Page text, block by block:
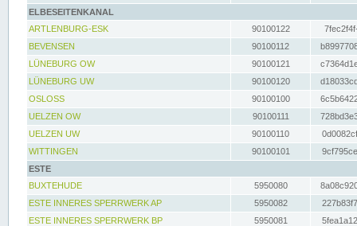
ELBESEITENKANAL
ARTLENBURG-ESK
90100122
BEVENSEN
90100112
LÜNEBURG OW
90100121
LÜNEBURG UW
90100120
OSLOSS
90100100
UELZEN OW
90100111
UELZEN UW
90100110
WITTINGEN
90100101
ESTE
BUXTEHUDE
5950080
ESTE INNERES SPERRWERK AP
5950082
ESTE INNERES SPERRWERK BP
5950081